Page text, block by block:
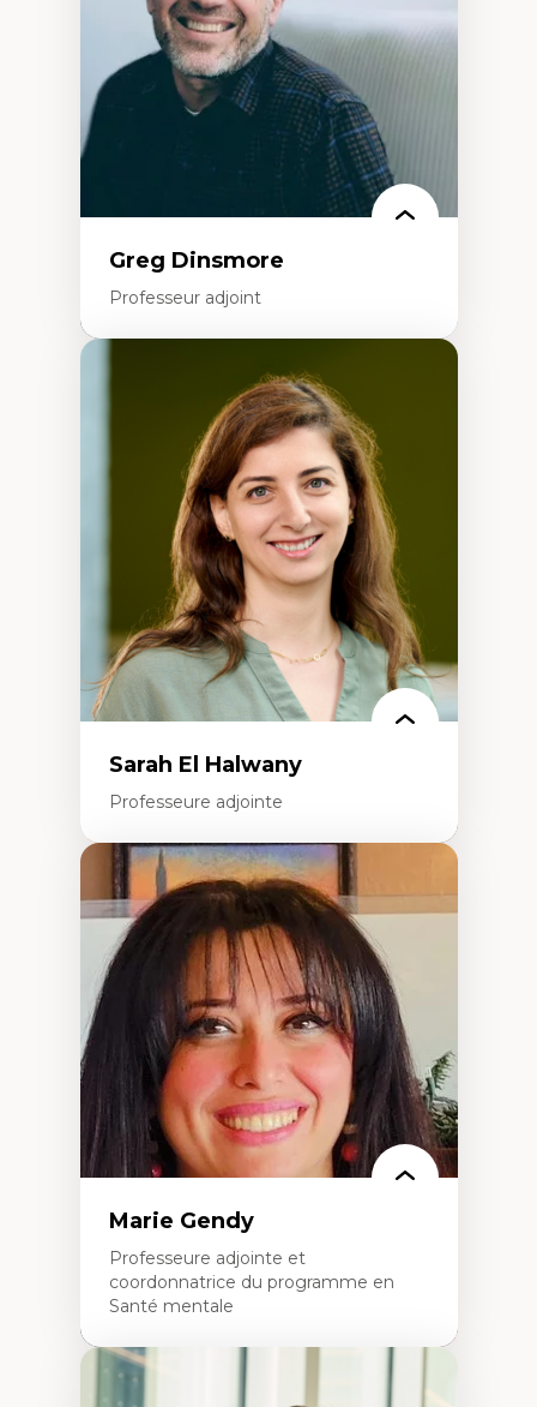
Mouvements sociaux
Théories de l’État
Greg Dinsmore
Professeur adjoint
Fragmentation des auditoires médiatiques
Analyse multi-plateforme des auditoires
médiatiques
Analyse des comportements numériques à
travers les données massives et l’IA
Recherche quantitative et qualitative sur
les auditoires médiatiques
Épistémologie des techniques de recherche
numérique et l’IA
Théorie des droits de la personne
La pensée politique d’Hannah Arendt
La pensée politique à l’ère numérique
Justice internationale et normes
internationales
Sarah El Halwany
Professeure adjointe
Expertises
Les apports pédagogiques des théories de
l'affect, du posthumanisme, du féminisme
dans l'éducation aux sciences
L'apprentissage des sciences/STIM dans une
perspective socioécologique de care
L’insertion professionnelle des
enseignant.e.s
Marie Gendy
Professeure adjointe et
coordonnatrice du programme en
Santé mentale
Expertises